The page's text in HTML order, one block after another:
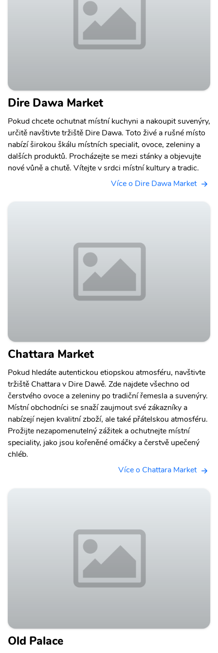
Dire Dawa Market
Pokud chcete ochutnat místní kuchyni a nakoupit suvenýry,
určitě navštivte tržiště Dire Dawa. Toto živé a rušné místo
nabízí širokou škálu místních specialit, ovoce, zeleniny a
dalších produktů. Procházejte se mezi stánky a objevujte
nové vůně a chutě. Vítejte v srdci místní kultury a tradic.
Více o Dire Dawa Market
Chattara Market
Pokud hledáte autentickou etiopskou atmosféru, navštivte
tržiště Chattara v Dire Dawě. Zde najdete všechno od
čerstvého ovoce a zeleniny po tradiční řemesla a suvenýry.
Místní obchodníci se snaží zaujmout své zákazníky a
nabízejí nejen kvalitní zboží, ale také přátelskou atmosféru.
Prožijte nezapomenutelný zážitek a ochutnejte místní
speciality, jako jsou kořeněné omáčky a čerstvě upečený
chléb.
Více o Chattara Market
Old Palace